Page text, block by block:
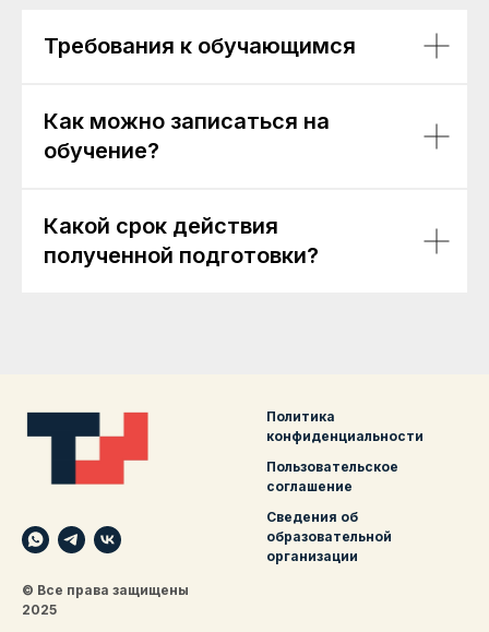
Требования к обучающимся
Как можно записаться на
обучение?
Какой срок действия
полученной подготовки?
© Все права защищены
2025
Политика
конфиденциальности
Пользовательское
соглашение
Сведения об
образовательной
организации